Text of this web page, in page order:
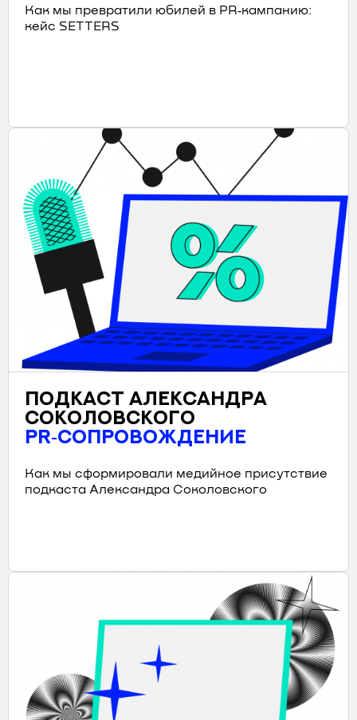
Как мы превратили юбилей в PR‑кампанию:
кейс SETTERS
ПОДКАСТ АЛЕКСАНДРА
СОКОЛОВСКОГО
PR‑СОПРОВОЖДЕНИЕ
Как мы сформировали медийное присутствие
подкаста Александра Соколовского